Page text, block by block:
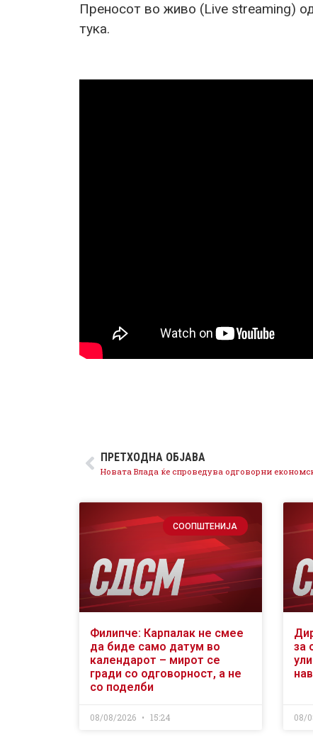
Преносот во живо (Live streaming)
тука.
ПРЕТХОДНА ОБЈАВА
СООПШТЕНИЈА
Филипче: Карпалак не смее
да биде само датум во
календарот – мирот се
гради со одговорност, а не
со поделби
08/08/2026 15:24
за
08/